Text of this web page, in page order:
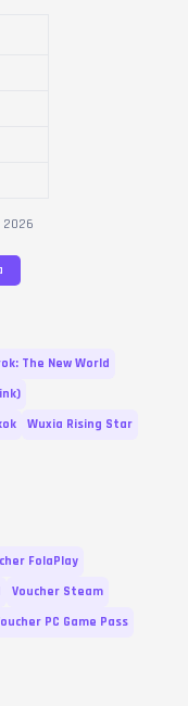
2026
The New World
Wuxia Rising Star
FolaPlay
Voucher Steam
PC Game Pass